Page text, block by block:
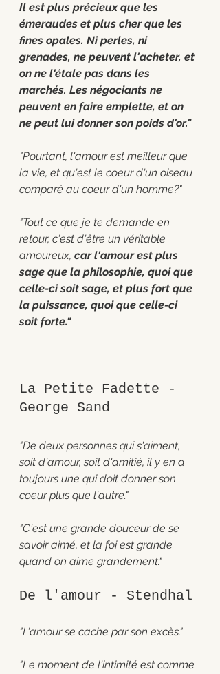
Il est plus précieux que les
émeraudes et plus cher que les
fines opales. Ni perles, ni
grenades, ne peuvent l'acheter, et
on ne l'étale pas dans les
marchés. Les négociants ne
peuvent en faire emplette, et on
ne peut lui donner son poids d'or."
"Pourtant, l'amour est meilleur que
la vie, et qu'est le coeur d'un oiseau
comparé au coeur d'un homme?"
"Tout ce que je te demande en
retour, c'est d'être un véritable
amoureux, car l'amour est plus
sage que la philosophie, quoi que
celle-ci soit sage, et plus fort que
la puissance, quoi que celle-ci
soit forte."
La Petite Fadette -
George Sand
"De deux personnes qui s'aiment,
soit d'amour, soit d'amitié, il y en a
toujours une qui doit donner son
coeur plus que l'autre."
"C'est une grande douceur de se
savoir aimé, et la foi est grande
quand on aime grandement."
De l'amour - Stendhal
"L'amour se cache par son excès."
"Le moment de l'intimité est comme